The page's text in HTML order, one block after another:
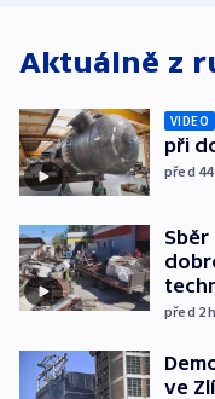
Aktuálně z
VIDEO
při
před 44
před 2h
ve